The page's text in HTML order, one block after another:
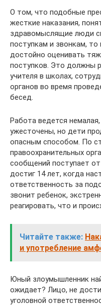
О том, что подобные
жесткие наказания,
здравомыслящие люди
поступкам и звонкам,
достойно оценивать
поступков. Это должны
учителя в школах,
органов во время
бесед.
Работа ведется
ужесточены, но дети
опасным способом. По
правоохранительных
сообщений поступает
достиг 14 лет, когда
ответственность за
звонит ребенок,
реагировать, что и
Читайте также:
и употребление
Юный злоумышленник
ожидает? Лицо, не
уголовной